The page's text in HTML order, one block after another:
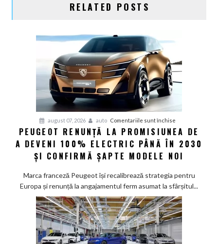
RELATED POSTS
august 07, 2026 auto Comentariile sunt închise
Peugeot
renunță
la
de
a
100%
electric
până
PEUGEOT RENUNȚĂ LA PROMISIUNEA DE
A DEVENI 100% ELECTRIC PÂNĂ ÎN 2030
ȘI CONFIRMĂ ȘAPTE MODELE NOI
Marca franceză Peugeot își recalibrează strategia pentru
Europa și renunță la angajamentul ferm asumat la sfârșitul...